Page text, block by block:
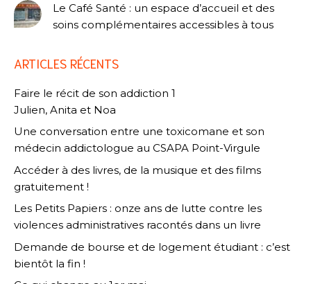
Le Café Santé : un espace d’accueil et des
soins complémentaires accessibles à tous
ARTICLES RÉCENTS
Faire le récit de son addiction 1
Julien, Anita et Noa
Une conversation entre une toxicomane et son
médecin addictologue au CSAPA Point-Virgule
Accéder à des livres, de la musique et des films
gratuitement !
Les Petits Papiers : onze ans de lutte contre les
violences administratives racontés dans un livre
Demande de bourse et de logement étudiant : c’est
bientôt la fin !